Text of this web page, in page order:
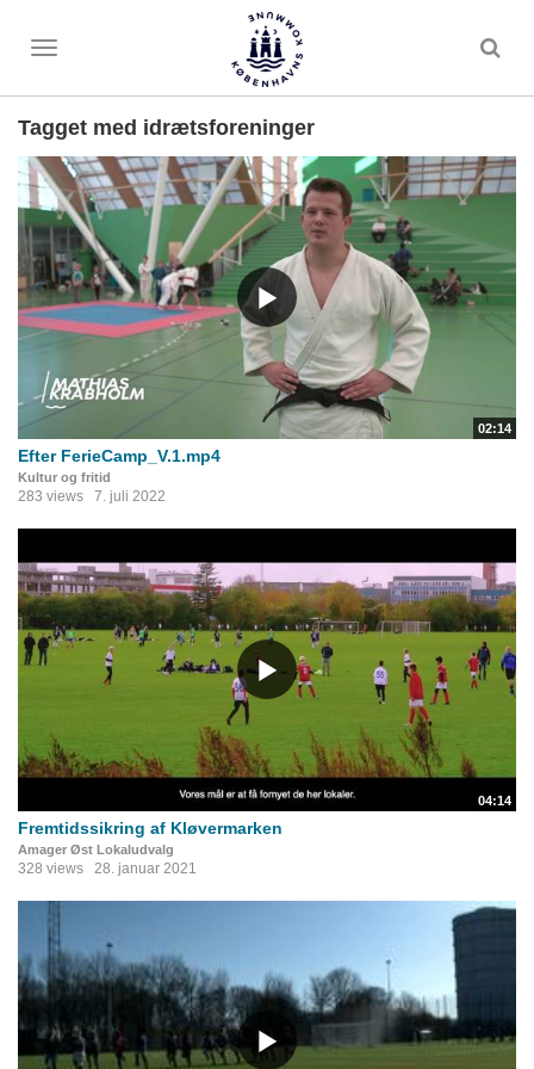
Toggle
Tagget med idrætsforeninger
02:14
Efter FerieCamp_V.1.mp4
Kultur og fritid
283 views 7. juli 2022
04:14
Fremtidssikring af Kløvermarken
Amager Øst Lokaludvalg
328 views 28. januar 2021